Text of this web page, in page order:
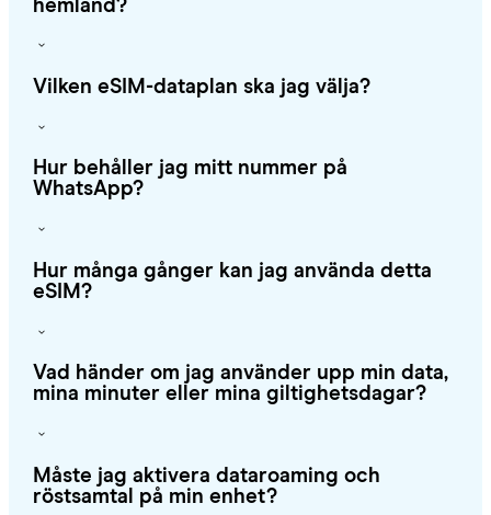
hemland?
Vilken eSIM-dataplan ska jag välja?
Hur behåller jag mitt nummer på
WhatsApp?
Hur många gånger kan jag använda detta
eSIM?
Vad händer om jag använder upp min data,
mina minuter eller mina giltighetsdagar?
Måste jag aktivera dataroaming och
röstsamtal på min enhet?